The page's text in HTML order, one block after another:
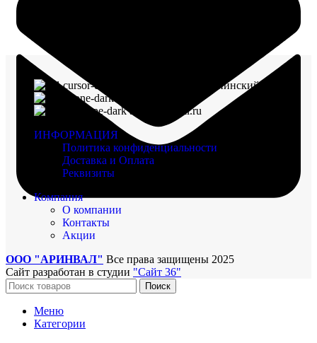
г. Воронеж, пр-кт Ленинский, д. 221
arinval@mail.ru
ИНФОРМАЦИЯ
Политика конфиденциальности
Доставка и Оплата
Реквизиты
Компания
О компании
Контакты
Акции
ООО "АРИНВАЛ" Все права защищены 2025
Сайт разработан в студии "Сайт 36"
Поиск
Меню
Категории